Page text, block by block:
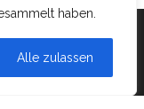
haben.
Alle zulassen
|Theme:Head